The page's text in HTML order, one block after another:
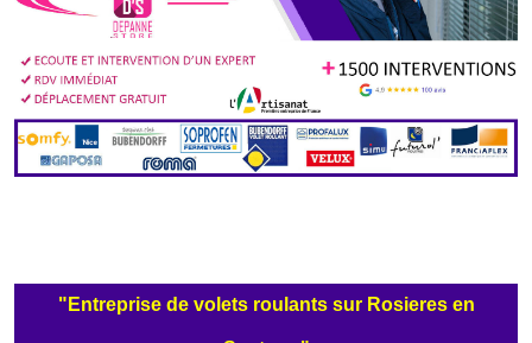
"Entreprise de volets roulants sur Rosieres en